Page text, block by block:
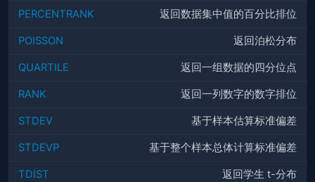
PERCENTRANK 返回数据集中值的百分比排位
POISSON 返回泊松分布
QUARTILE 返回一组数据的四分位点
RANK 返回一列数字的数字排位
STDEV 基于样本估算标准偏差
STDEVP 基于整个样本总体计算标准偏差
TDIST 返回学生 t-分布